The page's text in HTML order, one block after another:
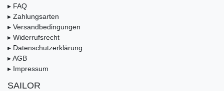
▸ FAQ
▸ Zahlungsarten
▸ Versandbedingungen
▸ Widerrufsrecht
▸ Datenschutzerklärung
▸ AGB
▸ Impressum
SAILOR